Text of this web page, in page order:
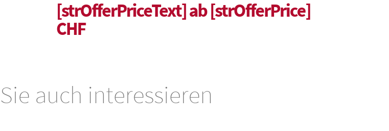
[strOfferPriceText] ab [strOfferPrice]
CHF
auch interessieren